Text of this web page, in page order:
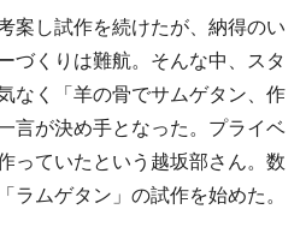
案し試作を続けたが、納得のい
づくりは難航。そんな中、スタ
なく「羊の骨でサムゲタン、作
言が決め手となった。プライベ
っていたという越坂部さん。数
ラムゲタン」の試作を始めた。